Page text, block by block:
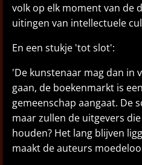
volk op elk moment van de
uitingen van intellectuele
En een stukje 'tot slot':
'De kunstenaar mag dan in
gaan, de boekenmarkt is
gemeenschap aangaat. De
maar zullen de uitgevers
houden? Het lang blijven
maakt de auteurs